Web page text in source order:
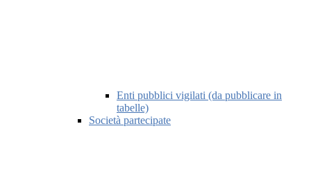
Enti pubblici vigilati (da pubblicare in
tabelle)
Società partecipate